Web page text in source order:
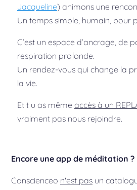
Jacqueline) animons une
Un temps simple, humain, pour
C’est un espace d’ancrage, de
respiration profonde.
Un rendez-vous qui change la
la vie.
Et t u as même accès à un
vraiment pas nous rejoindre.
Encore une app de méditation ?
Conscienceo n'est pas un